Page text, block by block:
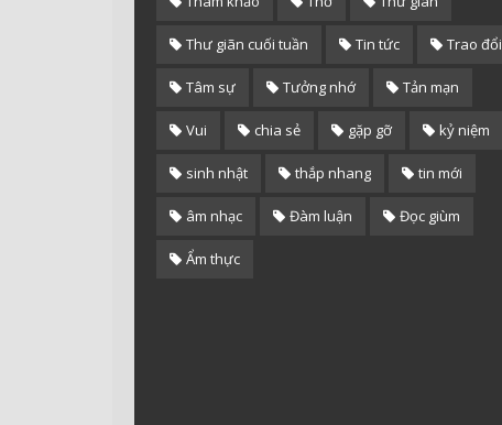
Thư giãn cuối tuần Tin tức Trao đổi
Tâm sự Tưởng nhớ Tản mạn
Vui chia sẻ gặp gỡ kỷ niệm
sinh nhật thắp nhang tin mới
âm nhạc Đàm luận Đọc giùm
Ẩm thực